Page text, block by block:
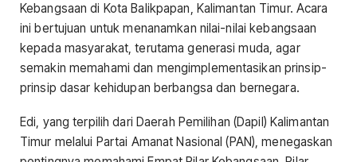
Kebangsaan di Kota Balikpapan, Kalimantan Timur. Acara
ini bertujuan untuk menanamkan nilai-nilai kebangsaan
kepada masyarakat, terutama generasi muda, agar
semakin memahami dan mengimplementasikan prinsip-
prinsip dasar kehidupan berbangsa dan bernegara.
Edi, yang terpilih dari Daerah Pemilihan (Dapil) Kalimantan
Timur melalui Partai Amanat Nasional (PAN), menegaskan